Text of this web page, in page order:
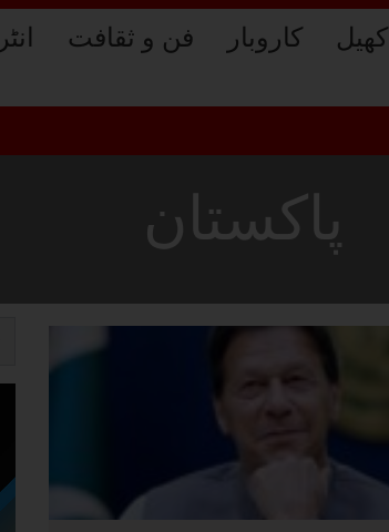
کھیل کاروبار فن و ثقافت
برش
پاکستان